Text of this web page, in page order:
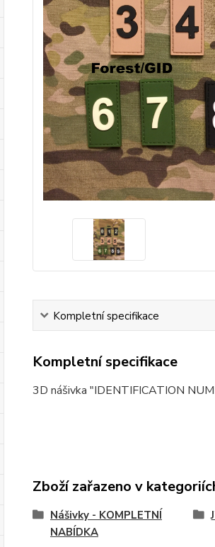
Kompletní specifikace
Kompletní specifikace
3D nášivka "IDENTIFICATION
Zboží zařazeno v
Nášivky - KOMPLETNÍ
NABÍDKA